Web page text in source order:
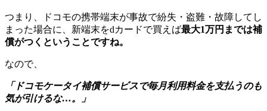
つまり、ドコモの携帯端末が事故で紛失・盗難・故障してし
まった場合に、新端末をdカードで買えば最大1万円までは補
償がつくということですね。
なので、
「ドコモケータイ補償サービスで毎月利用料金を支払うのも
気が引けるな…。」